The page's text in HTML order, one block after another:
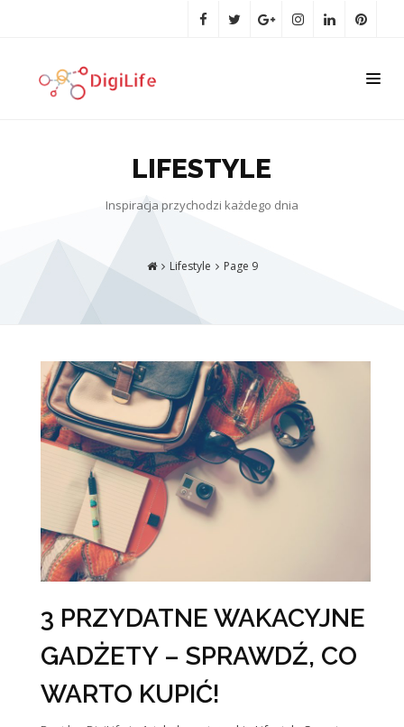
LIFESTYLE
Inspiracja przychodzi każdego dnia
Lifestyle Page 9
3 PRZYDATNE WAKACYJNE
GADŻETY – SPRAWDŹ, CO
WARTO KUPIĆ!